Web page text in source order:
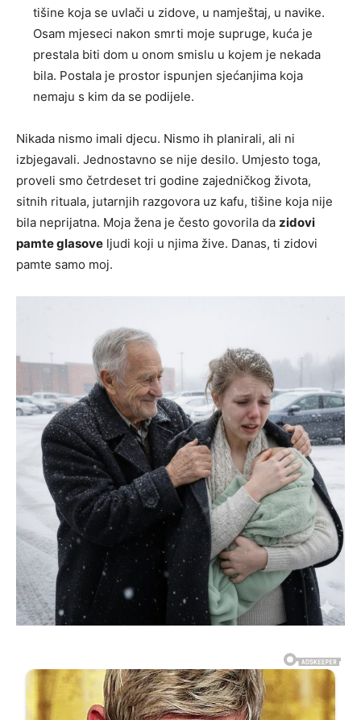
tišine koja se uvlači u zidove, u namještaj, u navike.
Osam mjeseci nakon smrti moje supruge, kuća je
prestala biti dom u onom smislu u kojem je nekada
bila. Postala je prostor ispunjen sjećanjima koja
nemaju s kim da se podijele.
Nikada nismo imali djecu. Nismo ih planirali, ali ni
izbjegavali. Jednostavno se nije desilo. Umjesto toga,
proveli smo četrdeset tri godine zajedničkog života,
sitnih rituala, jutarnjih razgovora uz kafu, tišine koja nije
bila neprijatna. Moja žena je često govorila da zidovi
pamte glasove ljudi koji u njima žive. Danas, ti zidovi
pamte samo moj.